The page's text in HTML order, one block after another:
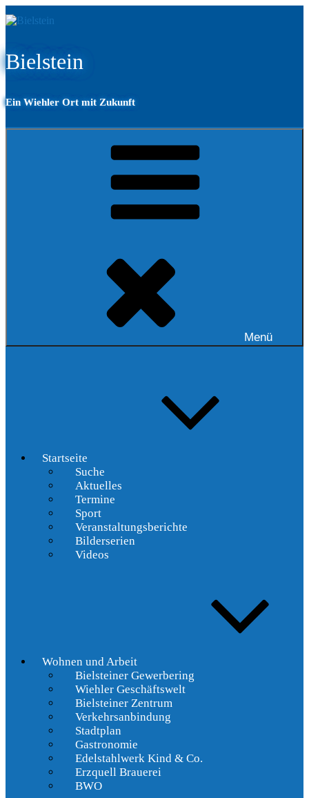
Inhalt
Bielstein
Ein Wiehler Ort mit Zukunft
Menü
Startseite
Suche
Aktuelles
Termine
Sport
Veranstaltungsberichte
Bilderserien
Videos
Wohnen und Arbeit
Bielsteiner Gewerbering
Wiehler Geschäftswelt
Bielsteiner Zentrum
Verkehrsanbindung
Stadtplan
Gastronomie
Edelstahlwerk Kind & Co.
Erzquell Brauerei
BWO